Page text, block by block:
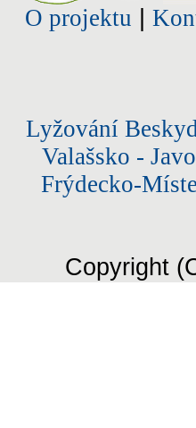
O projektu
Lyžování
Valašsko -
Frýdecko-
Copyright